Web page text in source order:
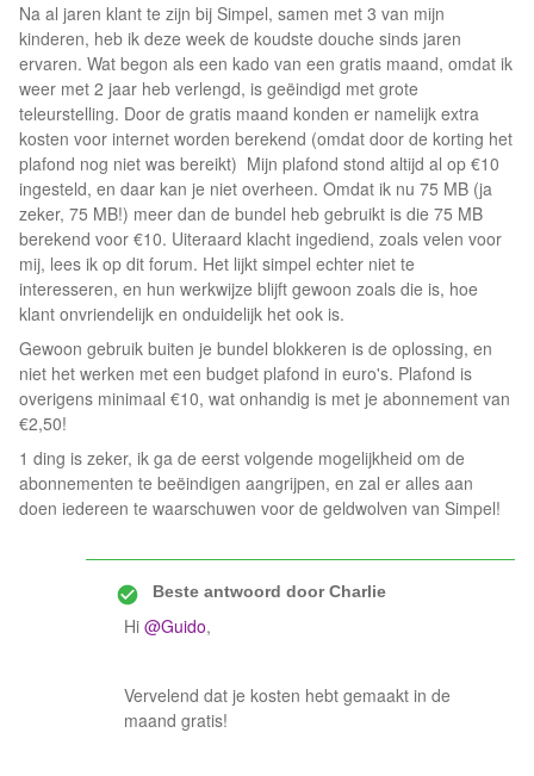
Na al jaren klant te zijn bij Simpel, samen met 3 van mijn
kinderen, heb ik deze week de koudste douche sinds jaren
ervaren. Wat begon als een kado van een gratis maand, omdat ik
weer met 2 jaar heb verlengd, is geëindigd met grote
teleurstelling. Door de gratis maand konden er namelijk extra
kosten voor internet worden berekend (omdat door de korting het
plafond nog niet was bereikt) Mijn plafond stond altijd al op €10
ingesteld, en daar kan je niet overheen. Omdat ik nu 75 MB (ja
zeker, 75 MB!) meer dan de bundel heb gebruikt is die 75 MB
berekend voor €10. Uiteraard klacht ingediend, zoals velen voor
mij, lees ik op dit forum. Het lijkt simpel echter niet te
interesseren, en hun werkwijze blijft gewoon zoals die is, hoe
klant onvriendelijk en onduidelijk het ook is.
Gewoon gebruik buiten je bundel blokkeren is de oplossing, en
niet het werken met een budget plafond in euro's. Plafond is
overigens minimaal €10, wat onhandig is met je abonnement van
€2,50!
1 ding is zeker, ik ga de eerst volgende mogelijkheid om de
abonnementen te beëindigen aangrijpen, en zal er alles aan
doen iedereen te waarschuwen voor de geldwolven van Simpel!
Beste antwoord doorCharlie
Hi @Guido,
Vervelend dat je kosten hebt gemaakt in de
maand gratis!